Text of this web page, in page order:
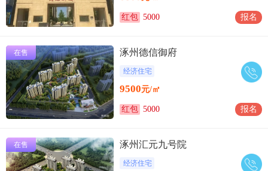
红包 5000 报名
在售 涿州德信御府
经济住宅
9500元/㎡
红包 5000 报名
在售 涿州汇元九号院
经济住宅